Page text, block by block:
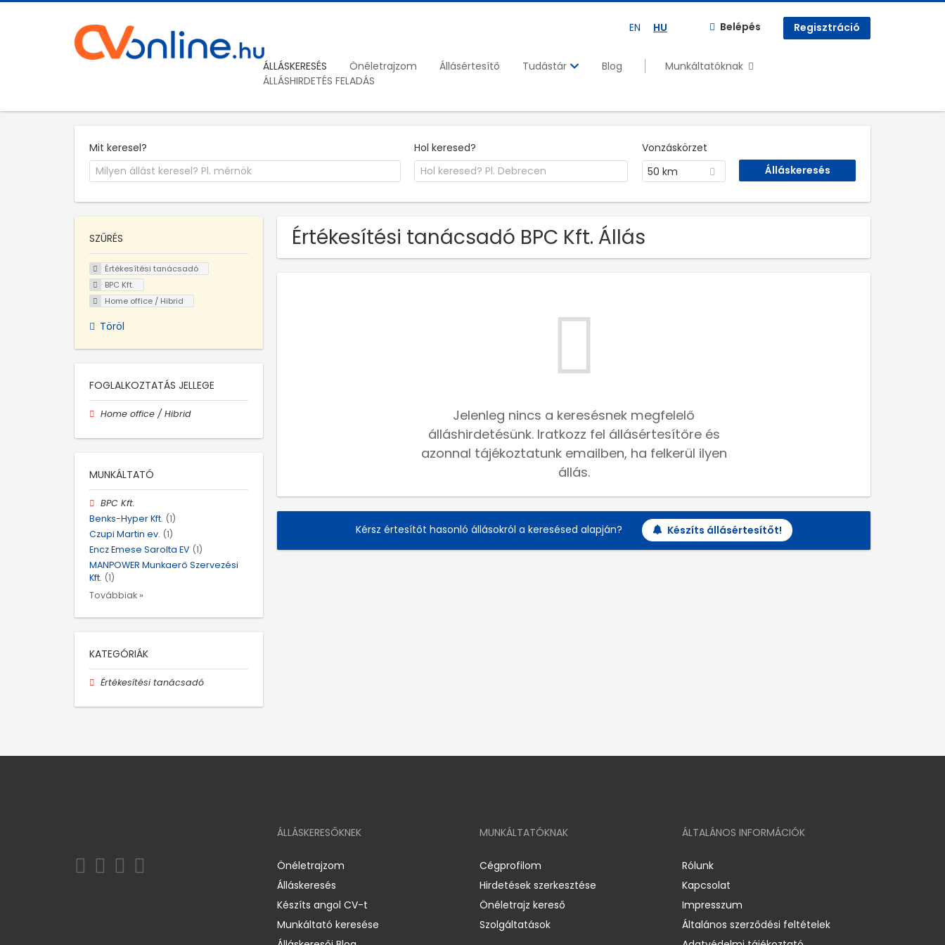
EN HU Belépés Regisztráció
ÁLLÁSKERESÉS Önéletrajzom Állásértesítő Tudástár Blog
Munkáltatóknak
ÁLLÁSHIRDETÉS FELADÁS
Mit keresel? Hol keresed?
Vonzáskörzet
50 km
Értékesítési tanácsadó BPC Kft. Állás
Jelenleg nincs a keresésnek megfelelő
álláshirdetésünk. Iratkozz fel állásértesítőre és
azonnal tájékoztatunk emailben, ha felkerül ilyen
állás.
Kérsz értesítőt hasonló állásokról a keresésed alapján? Készíts állásértesítőt!
SZŰRÉS
Értékesítési tanácsadó
BPC Kft.
Home office / Hibrid
Töröl
FOGLALKOZTATÁS JELLEGE
Home office / Hibrid
MUNKÁLTATÓ
BPC Kft.
Benks-Hyper Kft. (1)
Czupi Martin ev. (1)
Encz Emese Sarolta EV (1)
MANPOWER Munkaerő Szervezési
Kft. (1)
Továbbiak »
KATEGÓRIÁK
Értékesítési tanácsadó
ÁLLÁSKERESŐKNEK
Önéletrajzom
Álláskeresés
Készíts angol CV-t
Munkáltató keresése
MUNKÁLTATÓKNAK
Cégprofilom
Hirdetések szerkesztése
Önéletrajz kereső
Szolgáltatások
ÁLTALÁNOS INFORMÁCIÓK
Rólunk
Kapcsolat
Impresszum
Általános szerződési feltételek